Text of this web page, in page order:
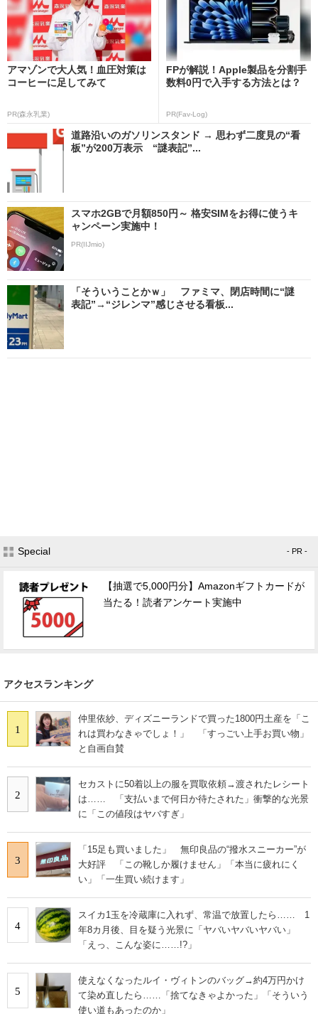
アマゾンで大人気！血圧対策は
コーヒーに足してみて
PR(森永乳業)
FPが解説！Apple製品を分割手
数料0円で入手する方法とは？
PR(Fav-Log)
道路沿いのガソリンスタンド → 思わず二度見の“看
板”が200万表示 “謎表記”...
スマホ2GBで月額850円～ 格安SIMをお得に使うキ
ャンペーン実施中！
PR(IIJmio)
「そういうことかｗ」 ファミマ、閉店時間に“謎
表記”→“ジレンマ”感じさせる看板...
Special - PR -
【抽選で5,000円分】Amazonギフトカードが
当たる！読者アンケート実施中
アクセスランキング
1
仲里依紗、ディズニーランドで買った1800円土産を「こ
れは買わなきゃでしょ！」 「すっごい上手お買い物」
と自画自賛
2
セカストに50着以上の服を買取依頼→渡されたレシート
は…… 「支払いまで何日か待たされた」衝撃的な光景
に「この値段はヤバすぎ」
3
「15足も買いました」 無印良品の“撥水スニーカー”が
大好評 「この靴しか履けません」「本当に疲れにく
い」「一生買い続けます」
4
スイカ1玉を冷蔵庫に入れず、常温で放置したら…… 1
年8カ月後、目を疑う光景に「ヤバいヤバいヤバい」
「えっ、こんな姿に……!?」
5
使えなくなったルイ・ヴィトンのバッグ→約4万円かけ
て染め直したら……「捨てなきゃよかった」「そういう
使い道もあったのか」